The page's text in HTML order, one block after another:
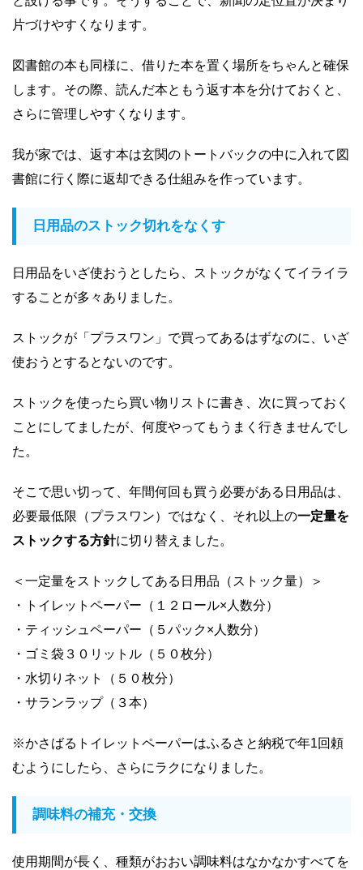
片づけやすくなります。
図書館の本も同様に、借りた本を置く場所をちゃんと確保
します。その際、読んだ本ともう返す本を分けておくと、
さらに管理しやすくなります。
我が家では、返す本は玄関のトートバックの中に入れて図
書館に行く際に返却できる仕組みを作っています。
日用品のストック切れをなくす
日用品をいざ使おうとしたら、ストックがなくてイライラ
することが多々ありました。
ストックが「プラスワン」で買ってあるはずなのに、いざ
使おうとするとないのです。
ストックを使ったら買い物リストに書き、次に買っておく
ことにしてましたが、何度やってもうまく行きませんでし
た。
そこで思い切って、年間何回も買う必要がある日用品は、
必要最低限（プラスワン）ではなく、それ以上の一定量を
ストックする方針に切り替えました。
＜一定量をストックしてある日用品（ストック量）＞
・トイレットペーパー（１２ロール×人数分）
・ティッシュペーパー（５パック×人数分）
・ゴミ袋３０リットル（５０枚分）
・水切りネット（５０枚分）
・サランラップ（３本）
※かさばるトイレットペーパーはふるさと納税で年1回頼
むようにしたら、さらにラクになりました。
調味料の補充・交換
使用期間が長く、種類がおおい調味料はなかなかすべてを